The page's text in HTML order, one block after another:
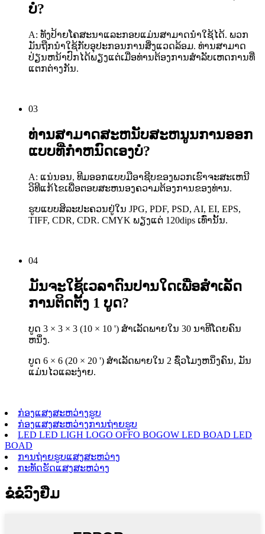
ບໍ?
A: ທັງປ້າຍໂຄສະນາແລະກອບແມ່ນສາມາດນໍາໃຊ້ໄດ້. ພວກ
ມັນຖືກນໍາໃຊ້ກັບອຸປະກອນການສິ່ງແວດລ້ອມ. ທ່ານສາມາດ
ປ່ຽນຫນ້າປົກໄດ້ພຽງແຕ່ເມື່ອທ່ານຕ້ອງການສໍາລັບເຫດການທີ່
ແຕກຕ່າງກັນ.
03
ທ່ານສາມາດສະຫນັບສະຫນູນການອອກ
ແບບທີ່ກໍາຫນົດເອງບໍ?
A: ແນ່ນອນ, ທີມອອກແບບມືອາຊີບຂອງພວກເຮົາຈະສະເຫນີ
ວິທີແກ້ໄຂເພື່ອຕອບສະຫນອງຄວາມຕ້ອງການຂອງທ່ານ.
ຮູບແບບສິລະປະຄວນຢູ່ໃນ JPG, PDF, PSD, AI, EI, EPS,
TIFF, CDR, CDR. CMYK ພຽງແຕ່ 120dips ເທົ່ານັ້ນ.
04
ມັນຈະໃຊ້ເວລາດົນປານໃດເພື່ອສໍາເລັດ
ການຕິດຕັ້ງ 1 ບູດ?
ບູດ 3 × 3 × 3 (10 × 10 ') ສໍາເລັດພາຍໃນ 30 ນາທີໂດຍຄົນ
ຫນຶ່ງ.
ບູດ 6 × 6 (20 × 20 ') ສໍາເລັດພາຍໃນ 2 ຊົ່ວໂມງຫນຶ່ງຄົນ, ມັນ
ແມ່ນໄວແລະງ່າຍ.
ກ່ອງແສງສະຫວ່າງຮູບ
ກ່ອງແສງສະຫວ່າງການຖ່າຍຮູບ
LED LED LIGH LOGO OFFO BOGOW LED BOAD LED
BOAD
ການຖ່າຍຮູບແສງສະຫວ່າງ
ກະທັດຮັດແສງສະຫວ່າງ
ຂໍຂໍວົງຢືມ